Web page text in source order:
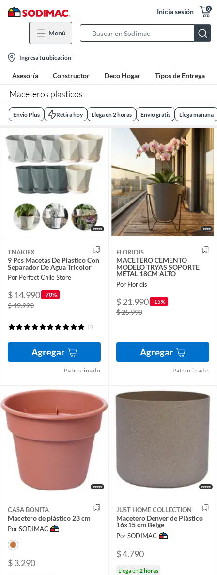
Inicia sesión 0
Menú
Bar
location-
icon
Ingresa tu ubicación
Asesoría Constructor Deco Hogar Tipos de Entrega
Maceteros plasticos
Envio Plus Retira hoy Llega en 2 horas Envío gratis Llega mañana
TNAKIEX
9 Pcs Macetas De Plastico Con
Separador De Agua Tricolor
Por Perfect Chile Store
$ 14.990 -70%
$ 49.990
(2)
Agregar
Patrocinado
FLORIDIS
MACETERO CEMENTO
MODELO TRYAS SOPORTE
METAL 18CM ALTO
Por Floridis
$ 21.990 -15%
$ 25.990
Agregar
Patrocinado
CASA BONITA
Macetero de plástico 23 cm
Por SODIMAC
$ 3.290
JUST HOME COLLECTION
Macetero Denver de Plástico
16x15 cm Beige
Por SODIMAC
$ 4.790
Llega en 2 horas